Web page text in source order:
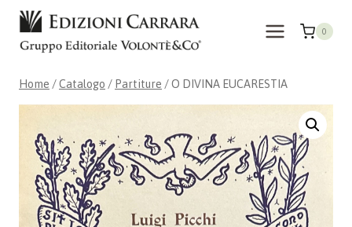
Salta
contenuto
0
Home /Catalogo / Partiture /O DIVINA EUCARESTIA